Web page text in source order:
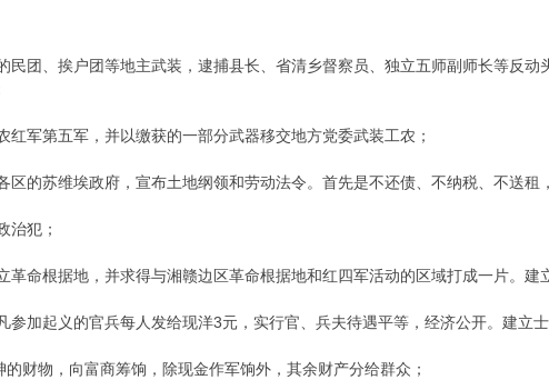
民团、挨户团等地主武装，逮捕县长、省清乡督察员、独立五师副师长等反
红军第五军，并以缴获的一部分武器移交地方党委武装工农；
区的苏维埃政府，宣布土地纲领和劳动法令。首先是不还债、不纳税、不送
治犯；
革命根据地，并求得与湘赣边区革命根据地和红四军活动的区域打成一片。
参加起义的官兵每人发给现洋3元，实行官、兵夫待遇平等，经济公开。建立
的财物，向富商筹饷，除现金作军饷外，其余财产分给群众；